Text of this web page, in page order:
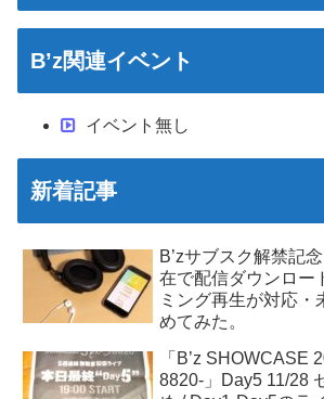
B’z関連イベント
イベント無し
新着記事
B’zサブスク解禁記
在で配信ダウンロー
ミング再生が対応・
めてみた。
「B’z SHOWCASE
8820-」Day5 11/28